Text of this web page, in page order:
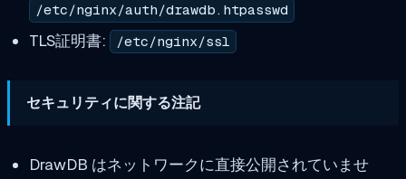
/etc/nginx/auth/drawdb.htpasswd
TLS証明書: /etc/nginx/ssl
セキュリティに関する注記
DrawDB はネットワークに直接公開されていませ